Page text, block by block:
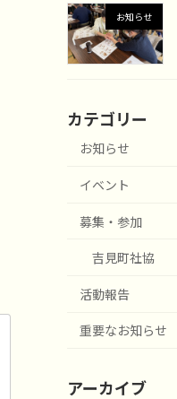
お知らせ
カテゴリー
お知らせ
イベント
募集・参加
吉見町社協
活動報告
重要なお知らせ
アーカイブ